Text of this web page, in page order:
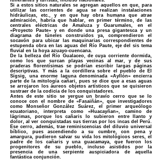
Si a estos sitios naturales se agregan aquellos en que, para
utilizar las corrientes de agua se realizan instalaciones
hidráulicas, etc., y en que hay obra humana que atrae
admiración, habría que hablar, en primer término, de las
centrales eléctricas de Amaluza y Guarumales, en el
«Proyecto Paute» y en donde una presa gigantesca y un
diagrama de túneles construidos ya, comprendieron el
socavón para ubicar las maquinarias correspondientes de
estupenda obra en las aguas del Río Paute, eje del sis tema
fluvial en la hoya azuayo-cuencana.
De la belleza del Río Gualaceo, de cuya corriente dormida,
como los que surcan playas vecinas al mar, y de sus
praderas florentísimas se podrían escribir largas páginas
descriptivas. Y más a la cordillera sobre el pueblo de El
Sígsig, una enorme laguna denominada «Ayllón» encierra
parte de la mitología cañari, pues se dice que a esas aguas
se arrojaron los áureos objetos artísticos que se quisieron
sustraer de la codicia de los conquistadores.
Antes de este sitio se yergue un bravío cerro que se lo
conoce con el nombre de «Fasaiñán», que investigadores
como Monseñor González Suárez, el primer arqueólogo
ecuatoriano, interpreta como «Huacayñan», camino de
lágrimas, porque los cañaris lo subieron entre llanto y
dolor, al ver conquistadas sus tierras por los incas del Perú.
Ese cerro, además, trae reminiscencias del diluvio universal
bíblico, pues ascendiendo a su cumbre, con pena y
amargura, pudieron salvar su vida los mitológicos seres, el
padre de los cañaris y una guacamaya, que fueron los
progenitores de su pueblo, incluso asistidos por la
presencia de una serpiente auspiciadora de aquella
fantástica conjunción.